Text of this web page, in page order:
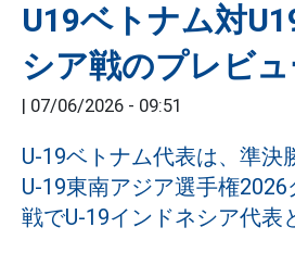
U19ベトナム対
シア戦のプレビ
| 07/06/2026 - 09:51
U-19ベトナム代表は、準決
U-19東南アジア選手権
戦でU-19インドネシア代表